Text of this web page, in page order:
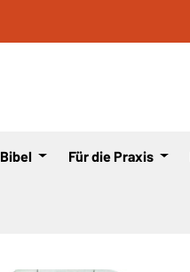
Bibel Für die Praxis